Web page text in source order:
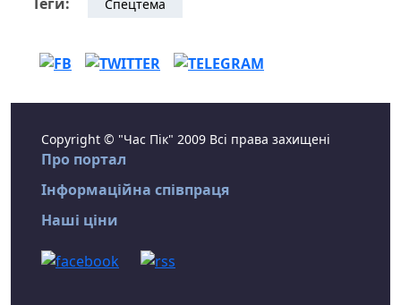
Спецтема
Copyright © "Час Пік" 2009 Всі права захищені
Про портал
Інформаційна співпраця
Наші ціни